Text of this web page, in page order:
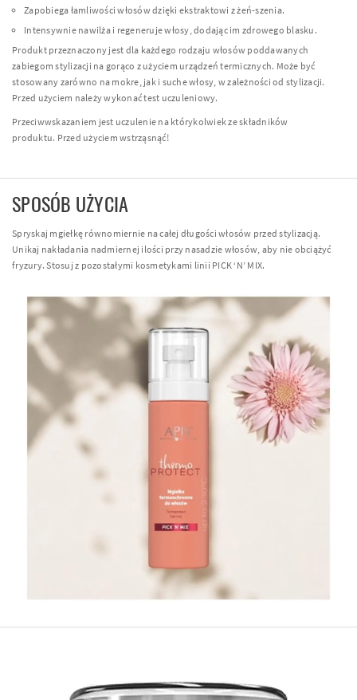
Zapobiega łamliwości włosów dzięki ekstraktowi z żeń-szenia.
Intensywnie nawilża i regeneruje włosy, dodając im zdrowego blasku.
Produkt przeznaczony jest dla każdego rodzaju włosów poddawanych
zabiegom stylizacji na gorąco z użyciem urządzeń termicznych. Może być
stosowany zarówno na mokre, jak i suche włosy, w zależności od stylizacji.
Przed użyciem należy wykonać test uczuleniowy.
Przeciwwskazaniem jest uczulenie na którykolwiek ze składników
produktu. Przed użyciem wstrząsnąć!
SPOSÓB UŻYCIA
Spryskaj mgiełkę równomiernie na całej długości włosów przed stylizacją.
Unikaj nakładania nadmiernej ilości przy nasadzie włosów, aby nie obciążyć
fryzury. Stosuj z pozostałymi kosmetykami linii PICK ‘N’ MIX.